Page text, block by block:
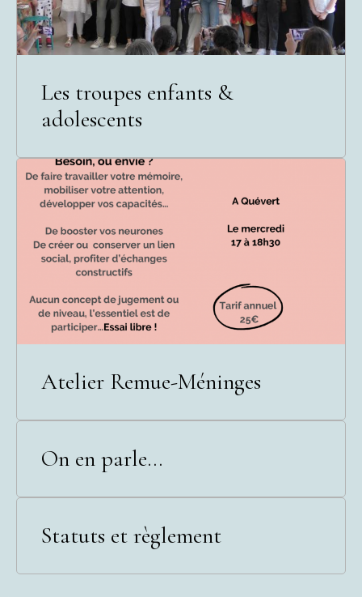
Les troupes enfants &
adolescents
Atelier Remue-Méninges
On en parle...
Statuts et règlement